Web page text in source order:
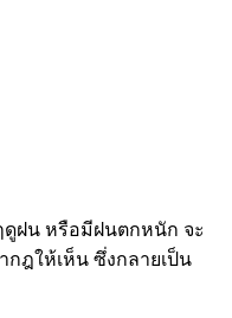
ดูฝน หรือมีฝนตกหนัก จะ
กฎให้เห็น ซึ่งกลายเป็น